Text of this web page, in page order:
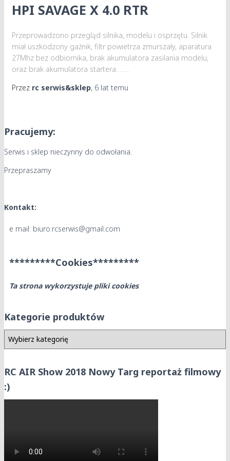
HPI SAVAGE X 4.0 RTR
Przeprowadzono przegląd silnika, modelu i osprzętu. Silnik
miał uszkodzony gaźnik, filtr powietrza zmurszały, aparatura
27Mhz bez odbiornika, brak akumulatora zasilania modelu,
oraz brak akumulatora startera…….
Przez rc serwis&sklep, 6 lat temu
Pracujemy:
Serwis i sklep nieczynny do odwołania.
Przepraszamy
Kontakt:
e mail: biuro.rcserwis@gmail.com
*********Cookies*********
Ta strona wykorzystuje pliki cookies.
Kategorie produktów
RC AIR Show 2018 Nowy Targ reportaż filmowy
:)